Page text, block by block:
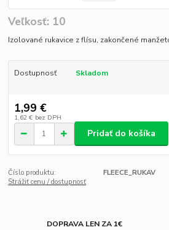
Veľkosť: 10
Izolované rukavice z flísu, zakončené
Dostupnosť Skladom
1,99 €
1,62 € bez DPH
Pridať do košíka
Číslo produktu:
FLEECE_RUKAV
Strážiť cenu / dostupnosť
DOPRAVA LEN ZA 1€